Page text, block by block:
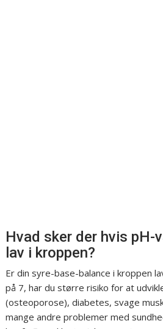
Hvad sker der hvis
lav i kroppen?
Er din syre-base-balance i kroppen
på 7, har du større risiko for at
(osteoporose), diabetes, svage
mange andre problemer med